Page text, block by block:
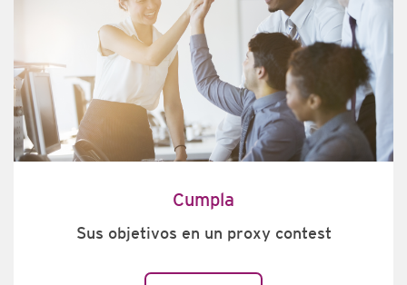
Cumpla
Sus objetivos en un proxy contest